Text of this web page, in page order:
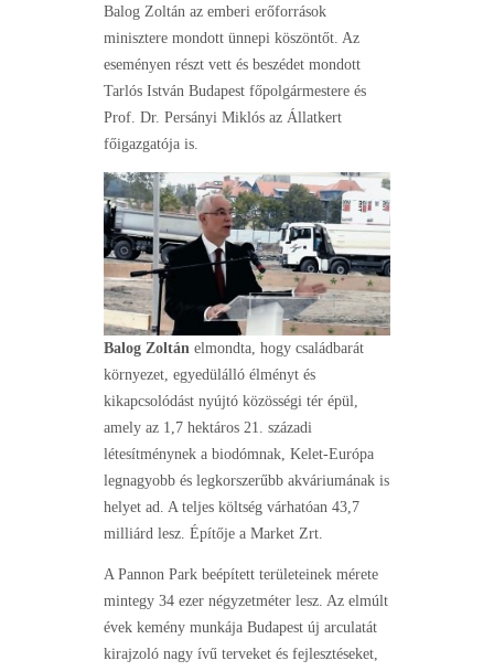
Balog Zoltán az emberi erőforrások
minisztere mondott ünnepi köszöntőt. Az
eseményen részt vett és beszédet mondott
Tarlós István Budapest főpolgármestere és
Prof. Dr. Persányi Miklós az Állatkert
főigazgatója is.
Balog Zoltán elmondta, hogy családbarát
környezet, egyedülálló élményt és
kikapcsolódást nyújtó közösségi tér épül,
amely az 1,7 hektáros 21. századi
létesítménynek a biodómnak, Kelet-Európa
legnagyobb és legkorszerűbb akváriumának is
helyet ad. A teljes költség várhatóan 43,7
milliárd lesz. Építője a Market Zrt.
A Pannon Park beépített területeinek mérete
mintegy 34 ezer négyzetméter lesz. Az elmúlt
évek kemény munkája Budapest új arculatát
kirajzoló nagy ívű terveket és fejlesztéseket,